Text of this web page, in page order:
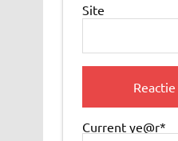
Site
Current ye@r*